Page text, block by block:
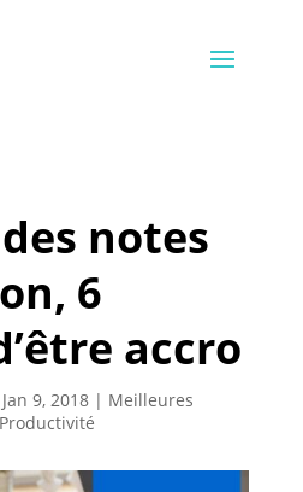
notes
6
accro
Jan 9, 2018| Meilleures
Productivité